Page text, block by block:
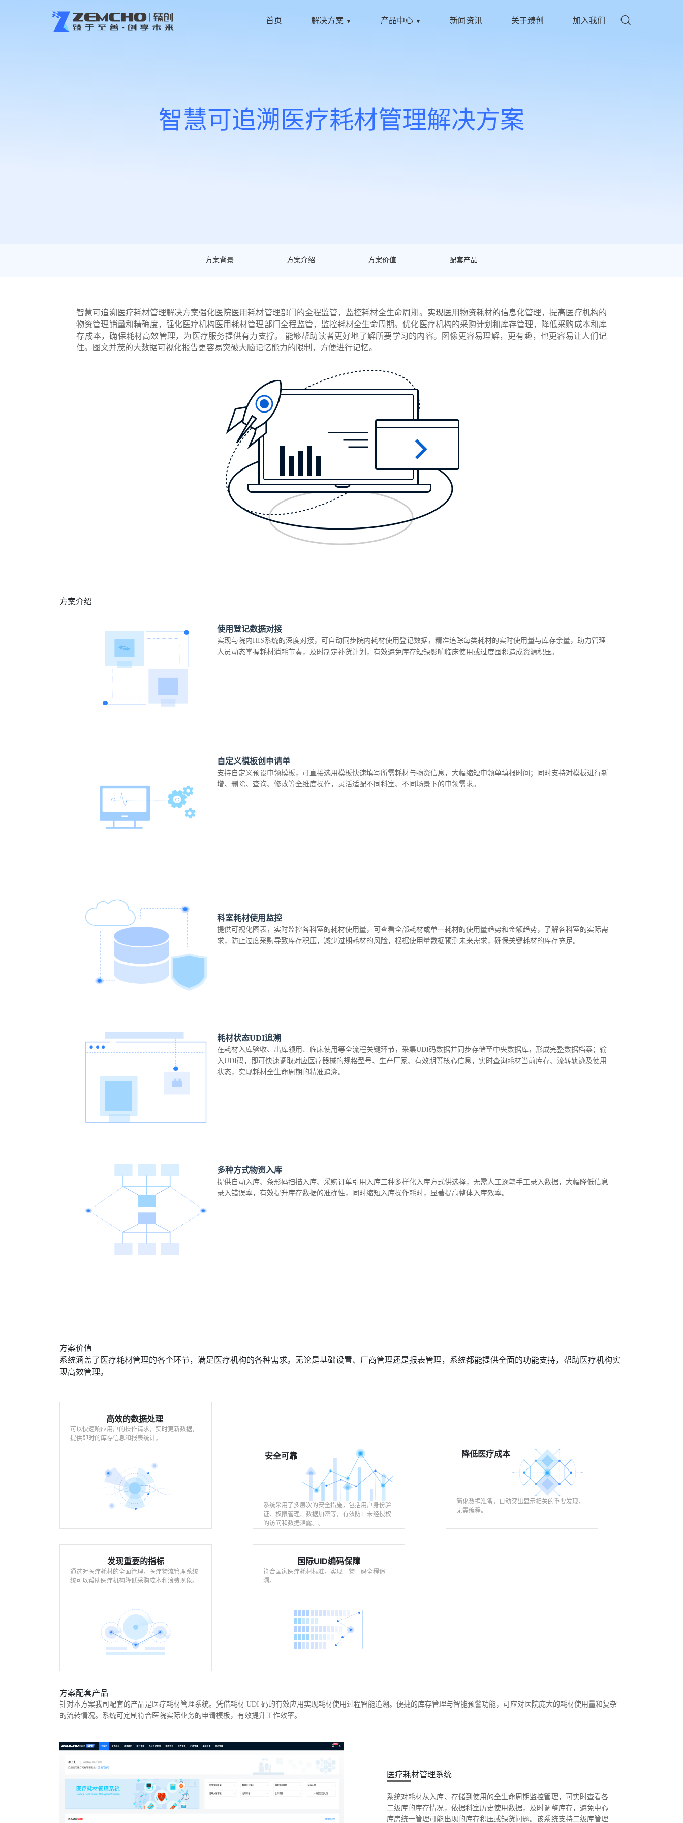
首页 解决方案 ▼ 产品中心 ▼ 新闻资讯 关于臻创 加入我们
智慧可追溯医疗耗材管理解决方案
方案背景 方案介绍 方案价值 配套产品
智慧可追溯医疗耗材管理解决方案强化医院医用耗材管理部门的全程监管，监控耗材全生命周期。实现医用物资耗材的信息化管理，提高医疗机构的
物资管理销量和精确度，强化医疗机构医用耗材管理部门全程监管，监控耗材全生命周期。优化医疗机构的采购计划和库存管理，降低采购成本和库
存成本，确保耗材高效管理，为医疗服务提供有力支撑。 能够帮助读者更好地了解所要学习的内容。图像更容易理解，更有趣，也更容易让人们记
住。图文并茂的大数据可视化报告更容易突破大脑记忆能力的限制，方便进行记忆。
方案介绍
使用登记数据对接
实现与院内HIS系统的深度对接，可自动同步院内耗材使用登记数据，精准追踪每类耗材的实时使用量与库存余量，助力管理
人员动态掌握耗材消耗节奏，及时制定补货计划，有效避免库存短缺影响临床使用或过度囤积造成资源积压。
自定义模板创申请单
支持自定义预设申领模板，可直接选用模板快速填写所需耗材与物资信息，大幅缩短申领单填报时间；同时支持对模板进行新
增、删除、查询、修改等全维度操作，灵活适配不同科室、不同场景下的申领需求。
科室耗材使用监控
提供可视化图表，实时监控各科室的耗材使用量，可查看全部耗材或单一耗材的使用量趋势和金额趋势，了解各科室的实际需
求，防止过度采购导致库存积压，减少过期耗材的风险，根据使用量数据预测未来需求，确保关键耗材的库存充足。
耗材状态UDI追溯
在耗材入库验收、出库领用、临床使用等全流程关键环节，采集UDI码数据并同步存储至中央数据库，形成完整数据档案；输
入UDI码，即可快速调取对应医疗器械的规格型号、生产厂家、有效期等核心信息，实时查询耗材当前库存、流转轨迹及使用
状态，实现耗材全生命周期的精准追溯。
多种方式物资入库
提供自动入库、条形码扫描入库、采购订单引用入库三种多样化入库方式供选择，无需人工逐笔手工录入数据，大幅降低信息
录入错误率，有效提升库存数据的准确性，同时缩短入库操作耗时，显著提高整体入库效率。
方案价值
系统涵盖了医疗耗材管理的各个环节，满足医疗机构的各种需求。无论是基础设置、厂商管理还是报表管理，系统都能提供全面的功能支持，帮助医疗机构实
现高效管理。
高效的数据处理
可以快速响应用户的操作请求，实时更新数据，
提供即时的库存信息和报表统计。
安全可靠
系统采用了多层次的安全措施，包括用户身份验
证、权限管理、数据加密等，有效防止未经授权
的访问和数据泄露。。
降低医疗成本
简化数据准备，自动突出显示相关的重要发现，
无需编程。
发现重要的指标
通过对医疗耗材的全面管理，医疗物流管理系统
统可以帮助医疗机构降低采购成本和浪费现象。
国际UID编码保障
符合国家医疗耗材标准，实现一物一码全程追
溯。
方案配套产品
针对本方案我司配套的产品是医疗耗材管理系统。凭借耗材 UDI 码的有效应用实现耗材使用过程智能追溯。便捷的库存管理与智能预警功能，可应对医院庞大的耗材使用量和复杂
的流转情况。系统可定制符合医院实际业务的申请模板，有效提升工作效率。
医疗耗材管理系统
系统对耗材从入库、存储到使用的全生命周期监控管理，可实时查看各
二级库的库存情况，依据科室历史使用数据，及时调整库存，避免中心
库房统一管理可能出现的库存积压或缺货问题。该系统支持二级库管理
联系我们